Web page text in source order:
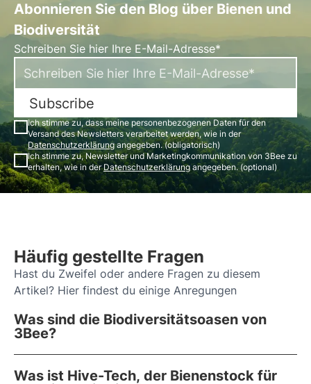
Abonnieren Sie den Blog über Bienen und
Biodiversität
Schreiben Sie hier Ihre E-Mail-Adresse*
Subscribe
Ich stimme zu, dass meine personenbezogenen Daten für den
Versand des Newsletters verarbeitet werden, wie in der
Datenschutzerklärungangegeben. (obligatorisch)
Ich stimme zu, Newsletter und Marketingkommunikation von 3Bee zu
erhalten, wie in derDatenschutzerklärungangegeben. (optional)
Häufig gestellte Fragen
Hast du Zweifel oder andere Fragen zu diesem
Artikel? Hier findest du einige Anregungen
Was sind die Biodiversitätsoasen von
3Bee?
Was ist Hive-Tech, der Bienenstock für